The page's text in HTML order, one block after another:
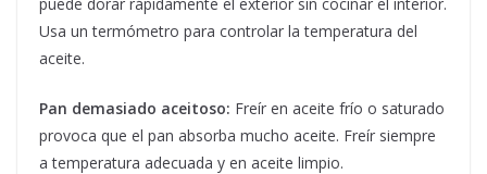
Usa un termómetro para controlar la temperatura del
aceite.
Pan demasiado aceitoso: Freír en aceite frío o saturado
provoca que el pan absorba mucho aceite. Freír siempre
a temperatura adecuada y en aceite limpio.